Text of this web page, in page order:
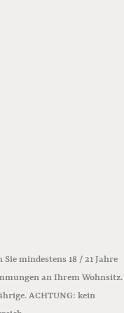
mindestens 18 / 21 Jahre
an Ihrem Wohnsitz.
ACHTUNG: kein